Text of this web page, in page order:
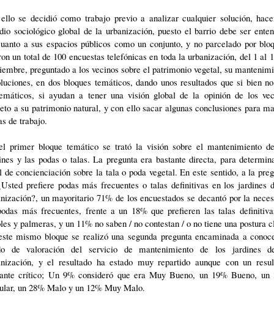
se decidió como trabajo previo a analizar cualquier solución,
sociológico global de la urbanización, puesto el barrio debe ser
a sus espacios públicos como un conjunto, y no parcelado por
un total de 100 encuestas telefónicas en toda la urbanización, del 1 al
preguntado a los vecinos sobre el patrimonio vegetal, su
en dos bloques temáticos, dando unos resultados que si bien
si ayudan a tener una visión global de la opinión de los
a su patrimonio natural, y con ello sacar algunas conclusiones para
de trabajo.
primer bloque temático se trató la visión sobre el mantenimiento
y las podas o talas. La pregunta era bastante directa, para
de concienciación sobre la tala o poda vegetal. En este sentido, a la
prefiere podas más frecuentes o talas definitivas en los jardines
un mayoritario 71% de los encuestados se decantó por la
más frecuentes, frente a un 18% que prefieren las talas
y palmeras, y un 11% no saben / no contestan / o no tiene una postura
mismo bloque se realizó una segunda pregunta encaminada a
de valoración del servicio de mantenimiento de los jardines
y el resultado ha estado muy repartido aunque con un
crítico; Un 9% consideró que era Muy Bueno, un 19% Bueno, un
un 28% Malo y un 12% Muy Malo.